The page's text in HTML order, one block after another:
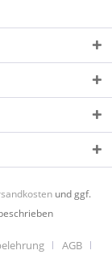
und ggf.
AGB